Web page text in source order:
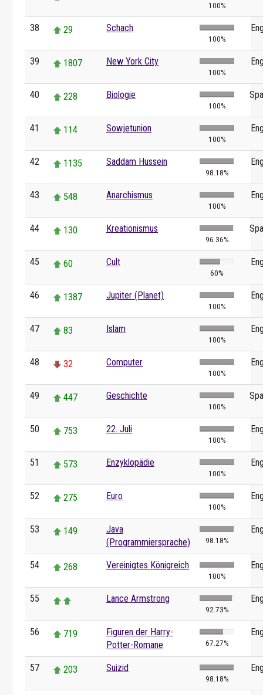
100%
38 29 Schach
100%
39 1807 New York City
100%
40 228 Biologie
100%
41 114 Sowjetunion
100%
42 1135 Saddam Hussein
98.18%
43 548 Anarchismus
100%
44 130 Kreationismus
96.36%
45 60 Cult
60%
46 1387 Jupiter (Planet)
100%
47 83 Islam
100%
48 32 Computer
100%
49 447 Geschichte
100%
50 753 22. Juli
100%
51 573 Enzyklopädie
100%
52 275 Euro
100%
53 149
Java
(Programmiersprache)
98.18%
54 268 Vereinigtes Königreich
100%
55 Lance Armstrong
92.73%
56 719
Figuren der Harry-
Potter-Romane
67.27%
57 203 Suizid
98.18%